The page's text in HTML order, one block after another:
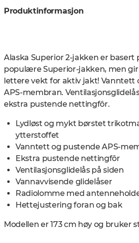
Produktinformasjon
Alaska Superior 2-jakken er basert
populære Superior-jakken, men
lettere vekt for aktiv jakt! Vanntett
APS-membran.
ekstra pustende nettingfôr.
Lydløst og mykt børstet
ytterstoffet
Vanntett og pustende APS-
Ekstra pustende nettingfôr
Ventilasjonsglidelås på siden
Vannavvisende glidelåser
Radiolomme med
Hettejustering foran og bak
Modellen er 173 cm høy og bruker